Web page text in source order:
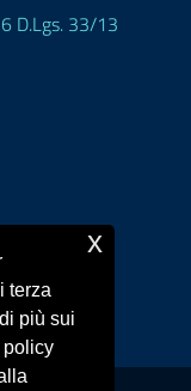
D.Lgs. 33/13
terza
più sui
policy
x